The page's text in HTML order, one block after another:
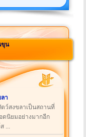
ขุน
า
ว์สงขลาเป็นสถานที่
ดนิยมอย่างมากอีก
...